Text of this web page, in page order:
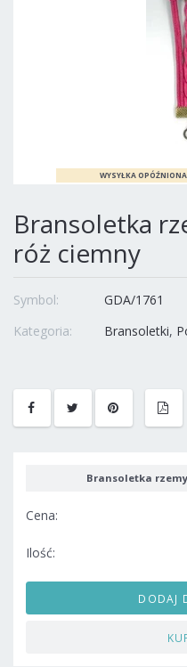
Bransoletka
róż ciemny
Symbol:
GDA/1761
Kategoria:
Bransoletki
Bransoletka
Cena:
Ilość:
DODAJ